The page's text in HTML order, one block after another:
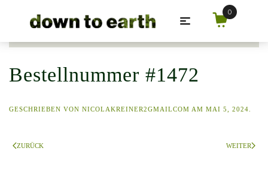
Zum Hauptinhalt springen
Bestellnummer #1472
GESCHRIEBEN VON NICOLAKREINER2GMAILCOM AM MAI 5, 2024
ZURÜCK WEITER